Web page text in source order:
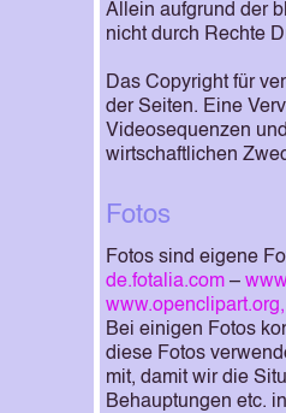
Allein aufgrund der
nicht durch Rechte
Das Copyright für
der Seiten. Eine
Videosequenzen
wirtschaftlichen
Fotos
Fotos sind eigene
de.fotalia.com –
www.openclipart.org,
Bei einigen Fotos
diese Fotos
mit, damit wir die
Behauptungen etc.